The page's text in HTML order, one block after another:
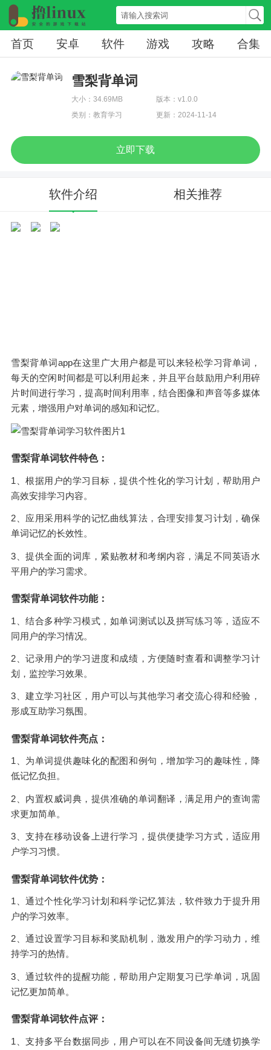
首页 安卓 软件 游戏 攻略 合集
雪梨背单词
大小：34.69MB
版本：v1.0.0
类别：教育学习
更新：2024-11-14
立即下载
软件介绍 相关推荐
雪梨背单词app在这里广大用户都是可以来轻松学习背单词，
每天的空闲时间都是可以利用起来，并且平台鼓励用户利用碎
片时间进行学习，提高时间利用率，结合图像和声音等多媒体
元素，增强用户对单词的感知和记忆。
雪梨背单词软件特色：
1、根据用户的学习目标，提供个性化的学习计划，帮助用户
高效安排学习内容。
2、应用采用科学的记忆曲线算法，合理安排复习计划，确保
单词记忆的长效性。
3、提供全面的词库，紧贴教材和考纲内容，满足不同英语水
平用户的学习需求。
雪梨背单词软件功能：
1、结合多种学习模式，如单词测试以及拼写练习等，适应不
同用户的学习情况。
2、记录用户的学习进度和成绩，方便随时查看和调整学习计
划，监控学习效果。
3、建立学习社区，用户可以与其他学习者交流心得和经验，
形成互助学习氛围。
雪梨背单词软件亮点：
1、为单词提供趣味化的配图和例句，增加学习的趣味性，降
低记忆负担。
2、内置权威词典，提供准确的单词翻译，满足用户的查询需
求更加简单。
3、支持在移动设备上进行学习，提供便捷学习方式，适应用
户学习习惯。
雪梨背单词软件优势：
1、通过个性化学习计划和科学记忆算法，软件致力于提升用
户的学习效率。
2、通过设置学习目标和奖励机制，激发用户的学习动力，维
持学习的热情。
3、通过软件的提醒功能，帮助用户定期复习已学单词，巩固
记忆更加简单。
雪梨背单词软件点评：
1、支持多平台数据同步，用户可以在不同设备间无缝切换学